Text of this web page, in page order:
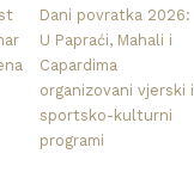
Dani povratka 2026:
U Papraći, Mahali i
Capardima
organizovani vjerski i
sportsko-kulturni
programi